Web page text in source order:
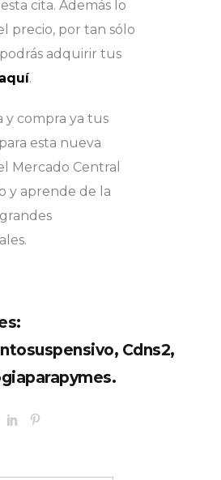
cita. Además lo
precio, por tan sólo
adquirir tus
aquí.
y compra ya tus
esta nueva
Mercado Central
y aprende de la
Cdns2,